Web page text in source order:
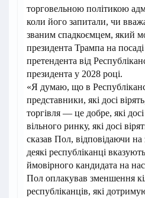
торговельною політикою
коли його запитали, чи
званим спадкоємцем, який
президента Трампа на
претендента від
президента у 2028 році.
«Я думаю, що в
представники, які досі
торгівля — це добре, які досі
вільного ринку, які досі
сказав Пол, відповідаючи
деякі республіканці
ймовірного кандидата на
Пол оплакував зменшення
республіканців, які